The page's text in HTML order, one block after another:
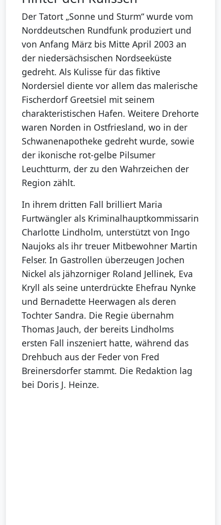
Der Tatort „Sonne und Sturm“ wurde vom
Norddeutschen Rundfunk produziert und
von Anfang März bis Mitte April 2003 an
der niedersächsischen Nordseeküste
gedreht. Als Kulisse für das fiktive
Nordersiel diente vor allem das malerische
Fischerdorf Greetsiel mit seinem
charakteristischen Hafen. Weitere Drehorte
waren Norden in Ostfriesland, wo in der
Schwanenapotheke gedreht wurde, sowie
der ikonische rot-gelbe Pilsumer
Leuchtturm, der zu den Wahrzeichen der
Region zählt.
In ihrem dritten Fall brilliert Maria
Furtwängler als Kriminalhauptkommissarin
Charlotte Lindholm, unterstützt von Ingo
Naujoks als ihr treuer Mitbewohner Martin
Felser. In Gastrollen überzeugen Jochen
Nickel als jähzorniger Roland Jellinek, Eva
Kryll als seine unterdrückte Ehefrau Nynke
und Bernadette Heerwagen als deren
Tochter Sandra. Die Regie übernahm
Thomas Jauch, der bereits Lindholms
ersten Fall inszeniert hatte, während das
Drehbuch aus der Feder von Fred
Breinersdorfer stammt. Die Redaktion lag
bei Doris J. Heinze.